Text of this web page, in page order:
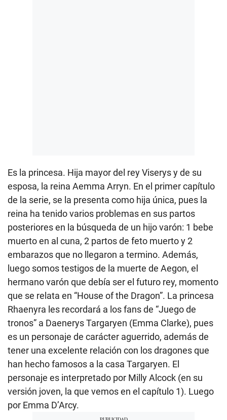
Es la princesa. Hija mayor del rey Viserys y de su
esposa, la reina Aemma Arryn. En el primer capítulo
de la serie, se la presenta como hija única, pues la
reina ha tenido varios problemas en sus partos
posteriores en la búsqueda de un hijo varón: 1 bebe
muerto en al cuna, 2 partos de feto muerto y 2
embarazos que no llegaron a termino. Además,
luego somos testigos de la muerte de Aegon, el
hermano varón que debía ser el futuro rey, momento
que se relata en “House of the Dragon”. La princesa
Rhaenyra les recordará a los fans de “Juego de
tronos” a Daenerys Targaryen (Emma Clarke), pues
es un personaje de carácter aguerrido, además de
tener una excelente relación con los dragones que
han hecho famosos a la casa Targaryen. El
personaje es interpretado por Milly Alcock (en su
versión joven, la que vemos en el capítulo 1). Luego
por Emma D’Arcy.